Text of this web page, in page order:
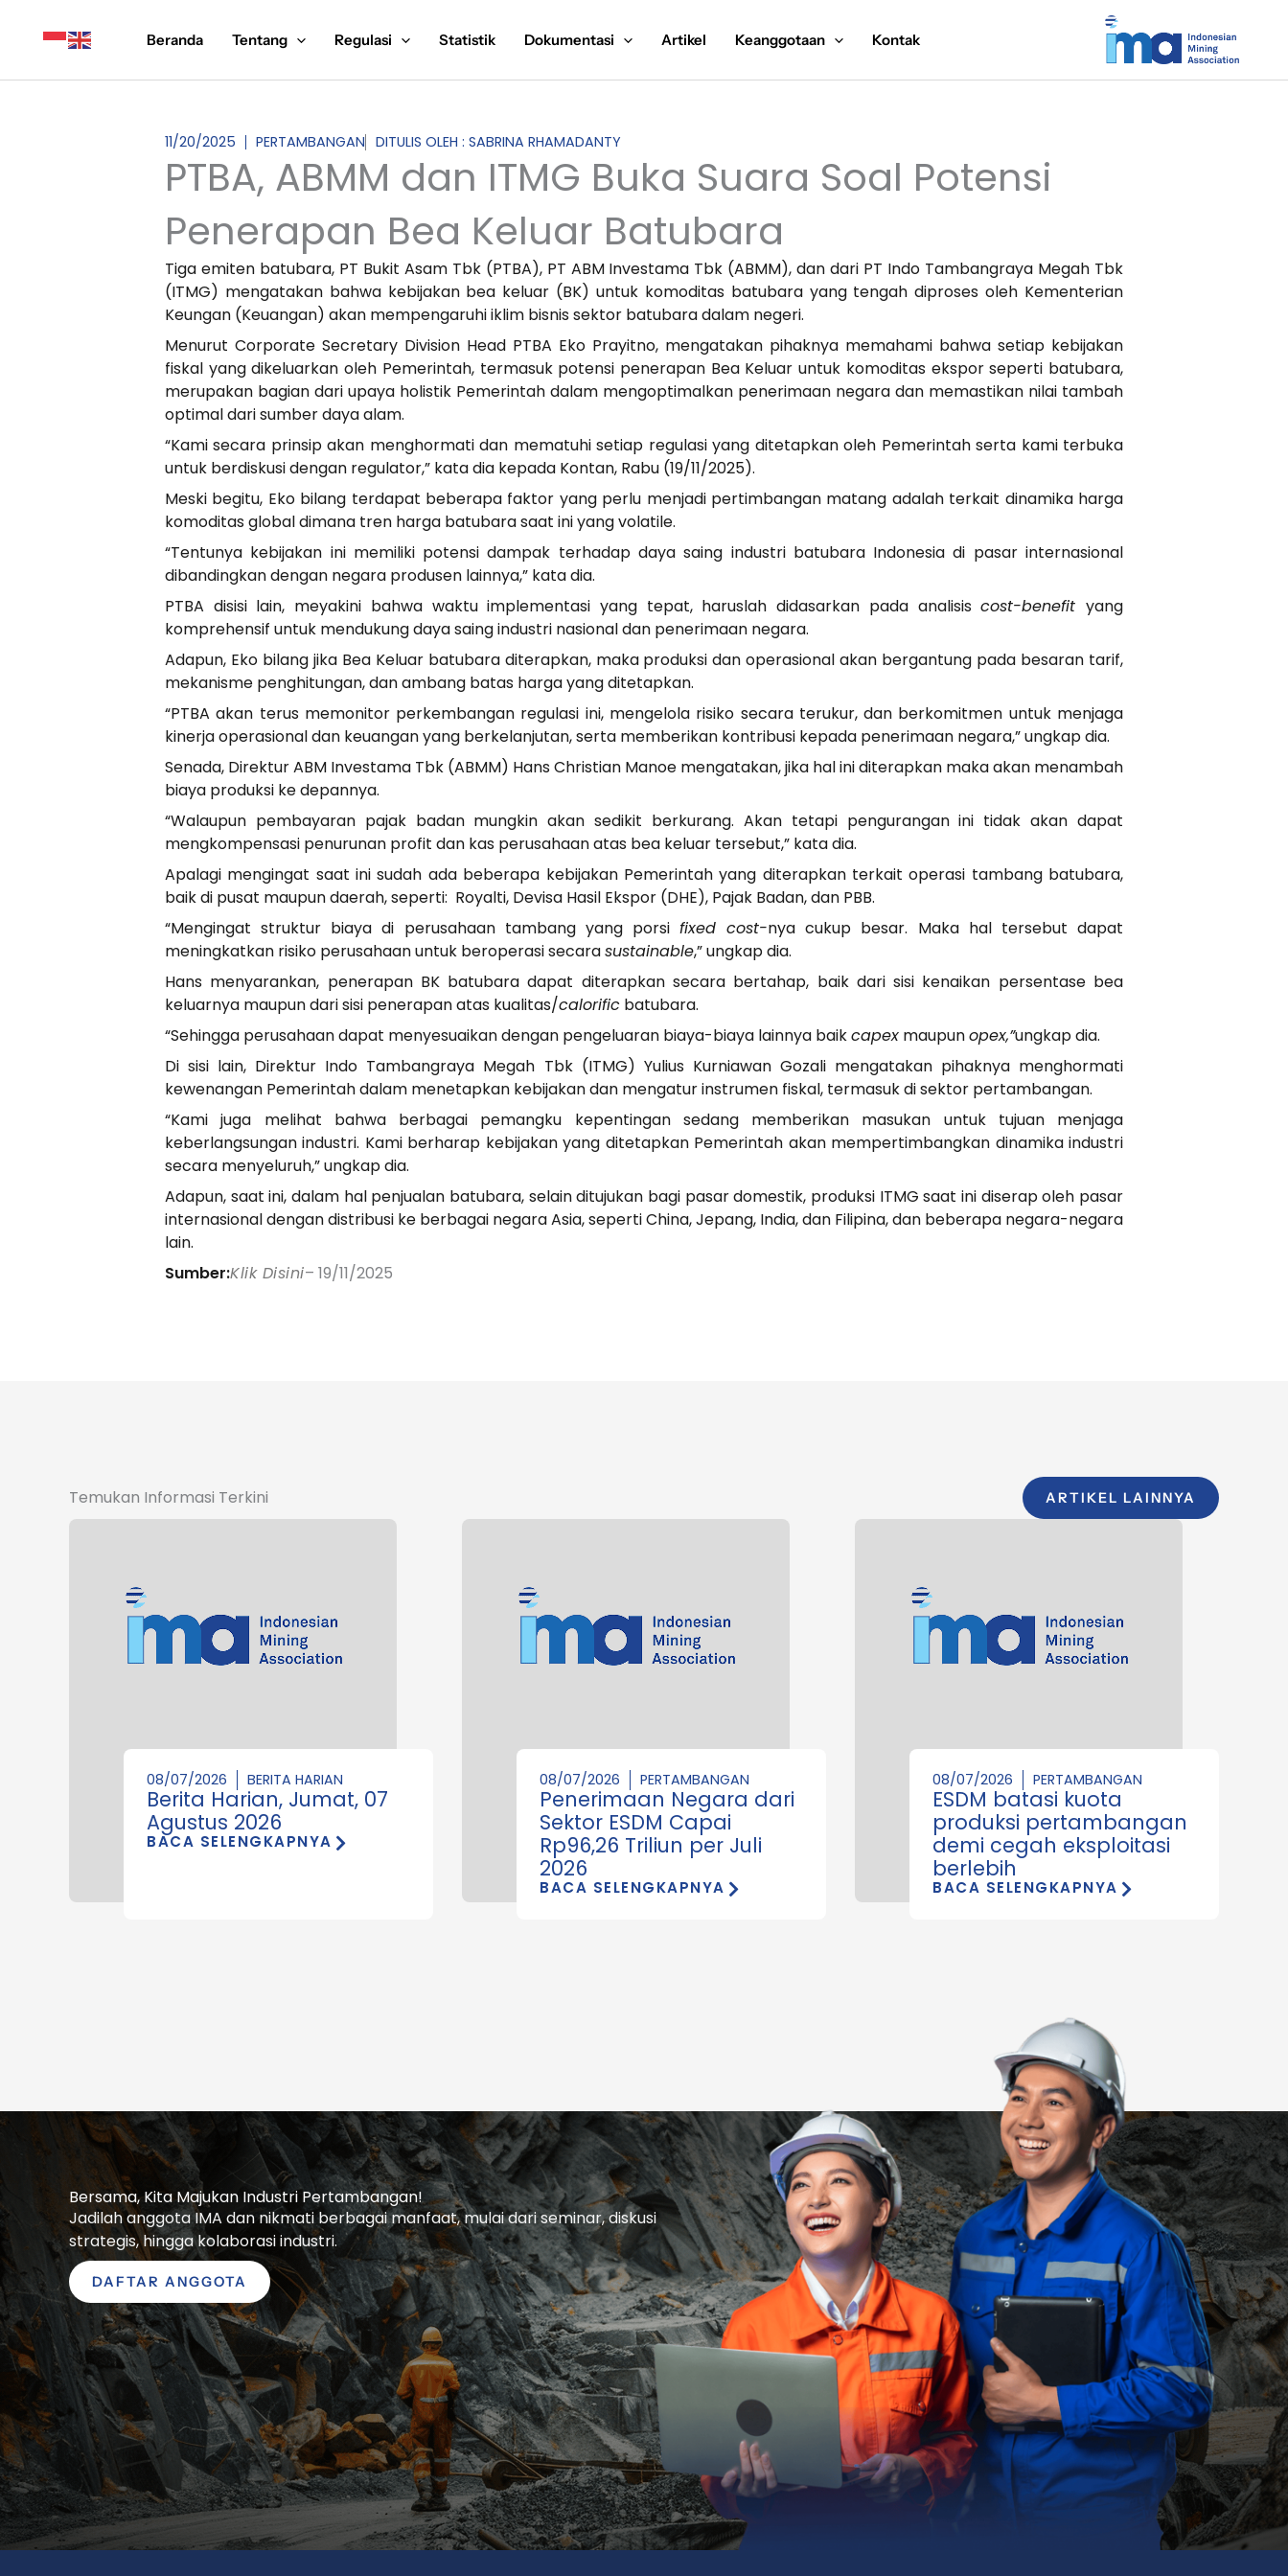
Beranda Tentang Regulasi Statistik Dokumentasi Artikel Keanggotaan Kontak
11/20/2025 PERTAMBANGAN DITULIS OLEH : SABRINA RHAMADANTY
PTBA, ABMM dan ITMG Buka Suara Soal Potensi
Penerapan Bea Keluar Batubara
Tiga emiten batubara, PT Bukit Asam Tbk (PTBA), PT ABM Investama Tbk (ABMM), dan dari PT Indo Tambangraya Megah Tbk
(ITMG) mengatakan bahwa kebijakan bea keluar (BK) untuk komoditas batubara yang tengah diproses oleh Kementerian
Keungan (Keuangan) akan mempengaruhi iklim bisnis sektor batubara dalam negeri.
Menurut Corporate Secretary Division Head PTBA Eko Prayitno, mengatakan pihaknya memahami bahwa setiap kebijakan
fiskal yang dikeluarkan oleh Pemerintah, termasuk potensi penerapan Bea Keluar untuk komoditas ekspor seperti batubara,
merupakan bagian dari upaya holistik Pemerintah dalam mengoptimalkan penerimaan negara dan memastikan nilai tambah
optimal dari sumber daya alam.
“Kami secara prinsip akan menghormati dan mematuhi setiap regulasi yang ditetapkan oleh Pemerintah serta kami terbuka
untuk berdiskusi dengan regulator,” kata dia kepada Kontan, Rabu (19/11/2025).
Meski begitu, Eko bilang terdapat beberapa faktor yang perlu menjadi pertimbangan matang adalah terkait dinamika harga
komoditas global dimana tren harga batubara saat ini yang volatile.
“Tentunya kebijakan ini memiliki potensi dampak terhadap daya saing industri batubara Indonesia di pasar internasional
dibandingkan dengan negara produsen lainnya,” kata dia.
PTBA disisi lain, meyakini bahwa waktu implementasi yang tepat, haruslah didasarkan pada analisiscost-benefityang
komprehensif untuk mendukung daya saing industri nasional dan penerimaan negara.
Adapun, Eko bilang jika Bea Keluar batubara diterapkan, maka produksi dan operasional akan bergantung pada besaran tarif,
mekanisme penghitungan, dan ambang batas harga yang ditetapkan.
“PTBA akan terus memonitor perkembangan regulasi ini, mengelola risiko secara terukur, dan berkomitmen untuk menjaga
kinerja operasional dan keuangan yang berkelanjutan, serta memberikan kontribusi kepada penerimaan negara,” ungkap dia.
Senada, Direktur ABM Investama Tbk (ABMM) Hans Christian Manoe mengatakan, jika hal ini diterapkan maka akan menambah
biaya produksi ke depannya.
“Walaupun pembayaran pajak badan mungkin akan sedikit berkurang. Akan tetapi pengurangan ini tidak akan dapat
mengkompensasi penurunan profit dan kas perusahaan atas bea keluar tersebut,” kata dia.
Apalagi mengingat saat ini sudah ada beberapa kebijakan Pemerintah yang diterapkan terkait operasi tambang batubara,
baik di pusat maupun daerah, seperti: Royalti, Devisa Hasil Ekspor (DHE), Pajak Badan, dan PBB.
“Mengingat struktur biaya di perusahaan tambang yang porsifixed cost-nya cukup besar. Maka hal tersebut dapat
meningkatkan risiko perusahaan untuk beroperasi secarasustainable,” ungkap dia.
Hans menyarankan, penerapan BK batubara dapat diterapkan secara bertahap, baik dari sisi kenaikan persentase bea
keluarnya maupun dari sisi penerapan atas kualitas/calorific batubara.
“Sehingga perusahaan dapat menyesuaikan dengan pengeluaran biaya-biaya lainnya baikcapex maupunopex,”ungkap dia.
Di sisi lain, Direktur Indo Tambangraya Megah Tbk (ITMG) Yulius Kurniawan Gozali mengatakan pihaknya menghormati
kewenangan Pemerintah dalam menetapkan kebijakan dan mengatur instrumen fiskal, termasuk di sektor pertambangan.
“Kami juga melihat bahwa berbagai pemangku kepentingan sedang memberikan masukan untuk tujuan menjaga
keberlangsungan industri. Kami berharap kebijakan yang ditetapkan Pemerintah akan mempertimbangkan dinamika industri
secara menyeluruh,” ungkap dia.
Adapun, saat ini, dalam hal penjualan batubara, selain ditujukan bagi pasar domestik, produksi ITMG saat ini diserap oleh pasar
internasional dengan distribusi ke berbagai negara Asia, seperti China, Jepang, India, dan Filipina, dan beberapa negara-negara
lain.
Sumber:Klik Disini– 19/11/2025
Temukan Informasi Terkini ARTIKEL LAINNYA
08/07/2026 BERITA HARIAN
Berita Harian, Jumat, 07
Agustus 2026
BACA SELENGKAPNYA
08/07/2026 PERTAMBANGAN
Penerimaan Negara dari
Sektor ESDM Capai
Rp96,26 Triliun per Juli
2026
BACA SELENGKAPNYA
08/07/2026 PERTAMBANGAN
ESDM batasi kuota
produksi pertambangan
demi cegah eksploitasi
berlebih
BACA SELENGKAPNYA
Bersama, Kita Majukan Industri Pertambangan!
Jadilah anggota IMA dan nikmati berbagai manfaat, mulai dari seminar, diskusi
strategis, hingga kolaborasi industri.
DAFTAR ANGGOTA